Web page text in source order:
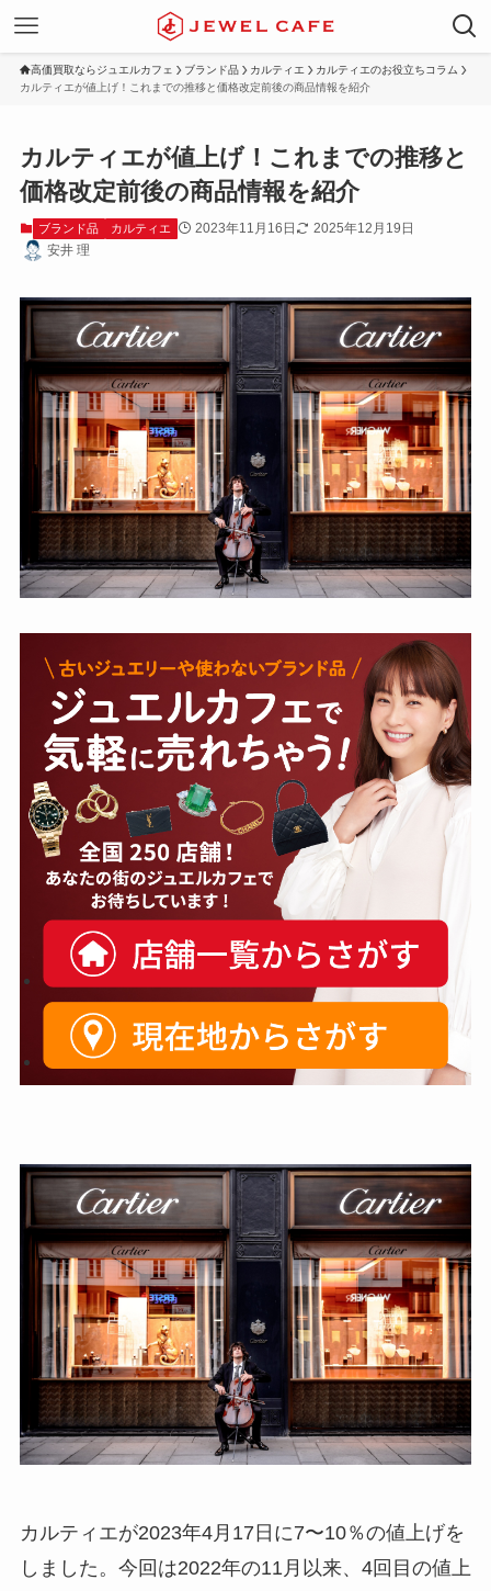
高価買取ならジュエルカフェ ブランド品 カルティエ
カルティエのお役立ちコラム
カルティエが値上げ！これまでの推移と価格改定前後の商品情報を紹介
カルティエが値上げ！これまでの推移と
価格改定前後の商品情報を紹介
ブランド品 カルティエ 2023年11月16日
2025年12月19日
安井 理
カルティエが2023年4月17日に7〜10％の値上げを
しました。今回は2022年の11月以来、4回目の値上